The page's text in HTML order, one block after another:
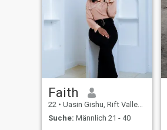
Faith
22 • Uasin Gishu, Rift Valley, Kenia
Suche: Männlich 21 - 40